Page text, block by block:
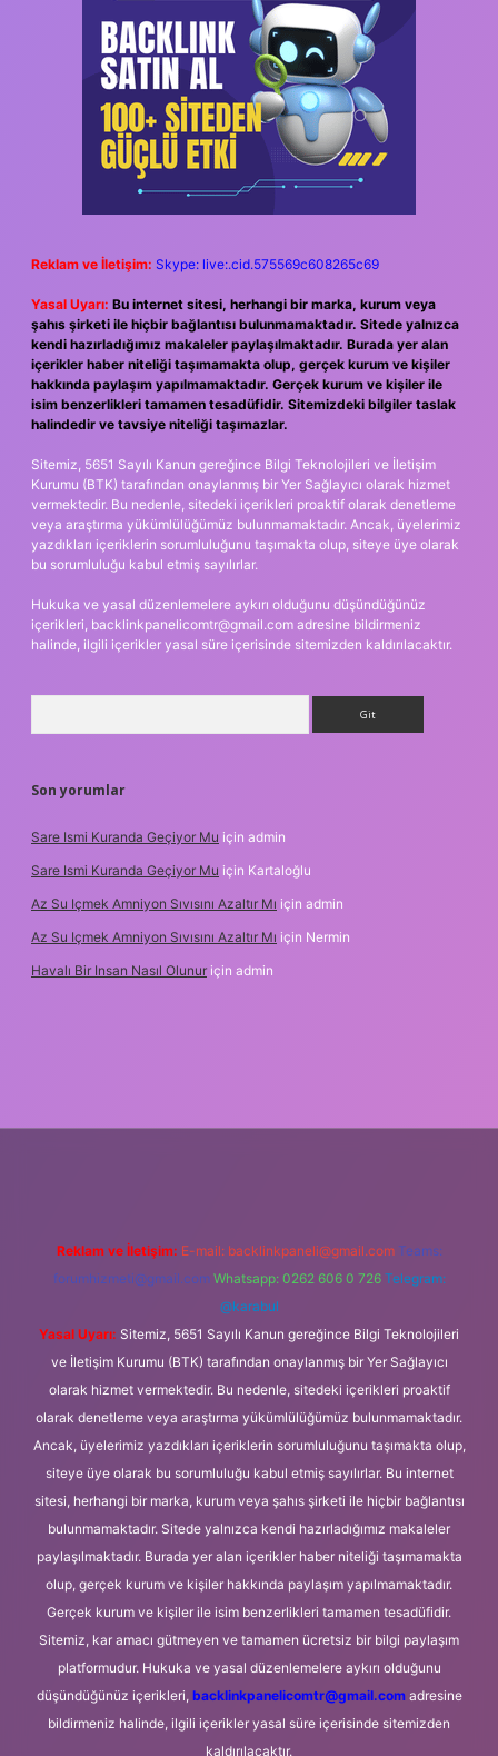
Reklam ve İletişim: Skype: live:.cid.575569c608265c69
Yasal Uyarı: Bu internet sitesi, herhangi bir marka, kurum veya
şahıs şirketi ile hiçbir bağlantısı bulunmamaktadır. Sitede yalnızca
kendi hazırladığımız makaleler paylaşılmaktadır. Burada yer alan
içerikler haber niteliği taşımamakta olup, gerçek kurum ve kişiler
hakkında paylaşım yapılmamaktadır. Gerçek kurum ve kişiler ile
isim benzerlikleri tamamen tesadüfidir. Sitemizdeki bilgiler taslak
halindedir ve tavsiye niteliği taşımazlar.
Sitemiz, 5651 Sayılı Kanun gereğince Bilgi Teknolojileri ve İletişim
Kurumu (BTK) tarafından onaylanmış bir Yer Sağlayıcı olarak hizmet
vermektedir. Bu nedenle, sitedeki içerikleri proaktif olarak denetleme
veya araştırma yükümlülüğümüz bulunmamaktadır. Ancak, üyelerimiz
yazdıkları içeriklerin sorumluluğunu taşımakta olup, siteye üye olarak
bu sorumluluğu kabul etmiş sayılırlar.
Hukuka ve yasal düzenlemelere aykırı olduğunu düşündüğünüz
içerikleri, backlinkpanelicomtr@gmail.com adresine bildirmeniz
halinde, ilgili içerikler yasal süre içerisinde sitemizden kaldırılacaktır.
Son yorumlar
Sare Ismi Kuranda Geçiyor Mu için admin
Sare Ismi Kuranda Geçiyor Mu için Kartaloğlu
Az Su Içmek Amniyon Sıvısını Azaltır Mı için admin
Az Su Içmek Amniyon Sıvısını Azaltır Mı için Nermin
Havalı Bir Insan Nasıl Olunur için admin
Reklam ve İletişim: E-mail: backlinkpaneli@gmail.com Teams:
forumhizmeti@gmail.com Whatsapp: 0262 606 0 726 Telegram:
@karabul
Yasal Uyarı: Sitemiz, 5651 Sayılı Kanun gereğince Bilgi Teknolojileri
ve İletişim Kurumu (BTK) tarafından onaylanmış bir Yer Sağlayıcı
olarak hizmet vermektedir. Bu nedenle, sitedeki içerikleri proaktif
olarak denetleme veya araştırma yükümlülüğümüz bulunmamaktadır.
Ancak, üyelerimiz yazdıkları içeriklerin sorumluluğunu taşımakta olup,
siteye üye olarak bu sorumluluğu kabul etmiş sayılırlar. Bu internet
sitesi, herhangi bir marka, kurum veya şahıs şirketi ile hiçbir bağlantısı
bulunmamaktadır. Sitede yalnızca kendi hazırladığımız makaleler
paylaşılmaktadır. Burada yer alan içerikler haber niteliği taşımamakta
olup, gerçek kurum ve kişiler hakkında paylaşım yapılmamaktadır.
Gerçek kurum ve kişiler ile isim benzerlikleri tamamen tesadüfidir.
Sitemiz, kar amacı gütmeyen ve tamamen ücretsiz bir bilgi paylaşım
platformudur. Hukuka ve yasal düzenlemelere aykırı olduğunu
düşündüğünüz içerikleri, backlinkpanelicomtr@gmail.comadresine
bildirmeniz halinde, ilgili içerikler yasal süre içerisinde sitemizden
kaldırılacaktır.